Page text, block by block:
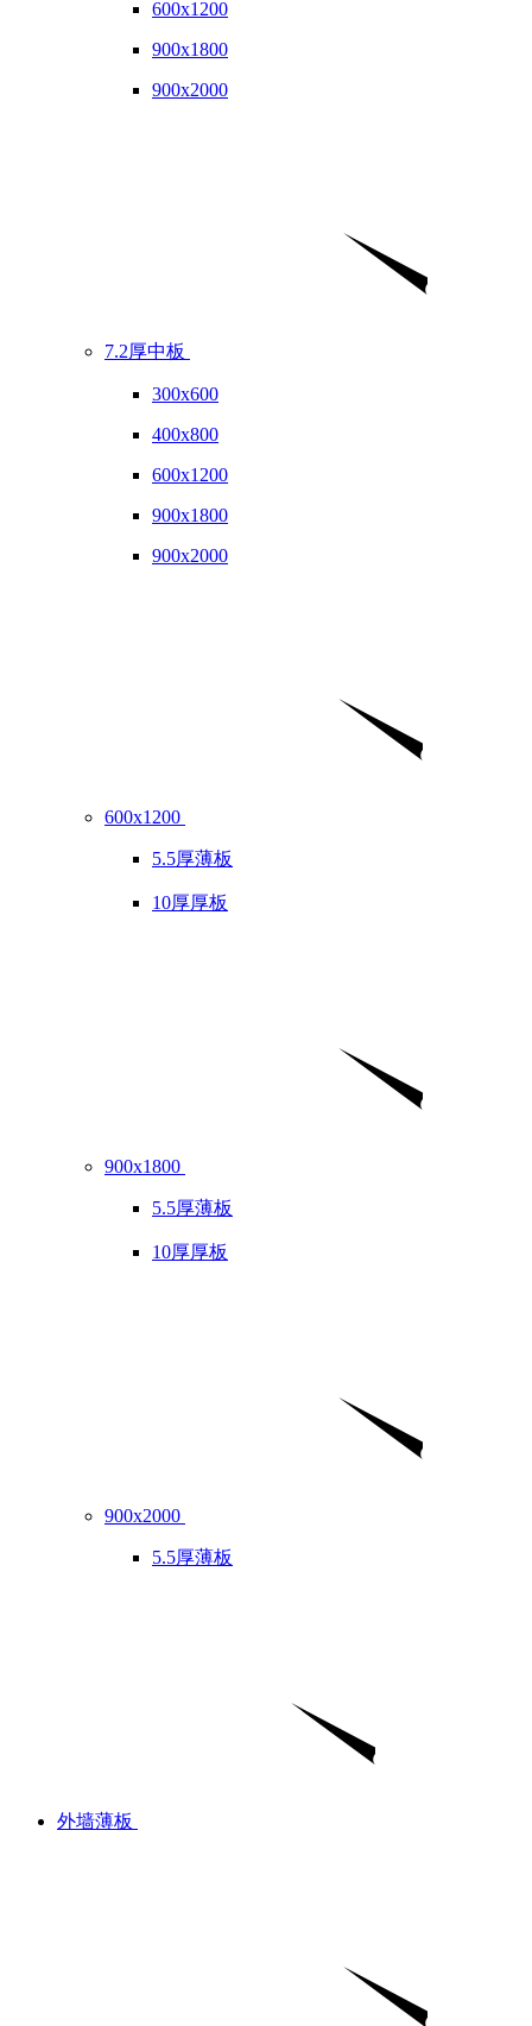
600x1200
900x1800
900x2000
7.2厚中板
300x600
400x800
600x1200
900x1800
900x2000
600x1200
5.5厚薄板
10厚厚板
900x1800
5.5厚薄板
10厚厚板
900x2000
5.5厚薄板
外墙薄板